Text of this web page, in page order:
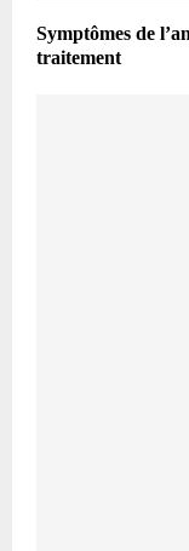
Symptômes de
traitement